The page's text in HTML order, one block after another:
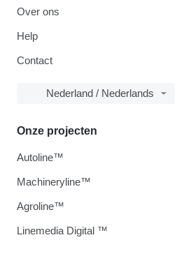
Over ons
Help
Contact
Nederland / Nederlands
Onze projecten
Autoline™
Machineryline™
Agroline™
Linemedia Digital ™